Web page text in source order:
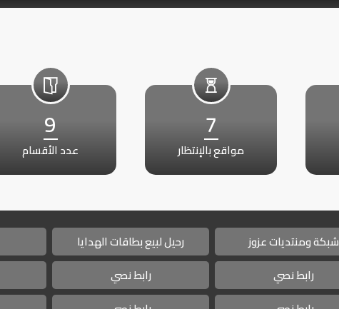
7
مواقع بالإنتظار
9
عدد الأقسام
شبكة ومنتديات عزوز رحيل لبيع بطاقات الهدايا
رابط نصي رابط نصي